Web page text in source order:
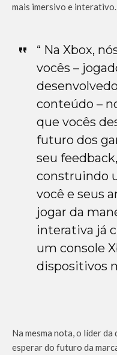
mais imersivo e interativo.
“ Na Xbox,
vocês –
conteúdo –
que vocês
futuro dos
seu
construindo
você e seus
jogar da
interativa já
um console
dispositivos
Na mesma nota, o líder
esperar do futuro da